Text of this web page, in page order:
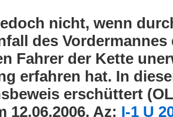
nicht, wenn
des
Fahrer der Kette
erfahren hat. In
erschüttert
12.06.2006, Az: I-1 U